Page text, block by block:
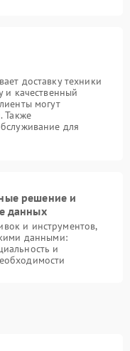
доставку техники
и качественный
могут
Также
для
решение и
данных
и инструментов,
данными:
и